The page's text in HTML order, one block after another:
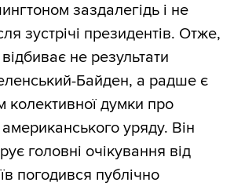
заздалегідь і не
зустрічі президентів. Отже,
не результати
Байден, а радше є
колективної думки про
уряду. Він
головні очікування від
погодився публічно